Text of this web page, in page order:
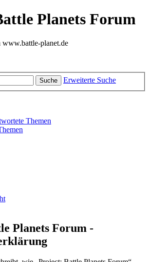
Planets Forum
www.battle-planet.de
Suche Erweiterte Suche
Themen
Planets Forum -